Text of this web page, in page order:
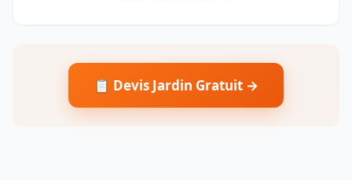
📋 Devis Jardin Gratuit →